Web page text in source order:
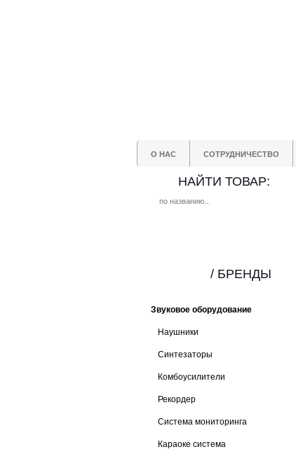
О НАС СОТРУДНИЧЕСТВО
НАЙТИ ТОВАР:
Звуковое оборудование
Наушники
Синтезаторы
Комбоусилители
Рекордер
Система мониторинга
Караоке система
/ БРЕНДЫ